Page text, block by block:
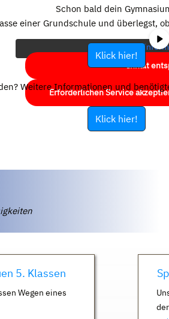
eigentlichen Inhalt zuzugreifen,
Bitte beachten Sie, dass dabei
Mehr
Inhalt
Erforderlichen Service
Schon bald dein
einer Grundschule und überlegst,
Klick hier!
Weitere Informationen und
Klick hier!
5. Klassen
Wegen eines